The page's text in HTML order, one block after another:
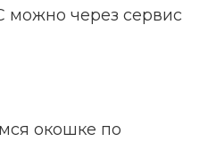
можно через сервис
окошке по